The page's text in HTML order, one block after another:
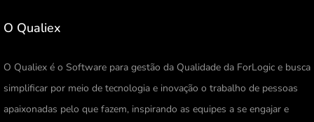
O Qualiex
O Qualiex é o Software para gestão da Qualidade da ForLogic e busca
simplificar por meio de tecnologia e inovação o trabalho de pessoas
apaixonadas pelo que fazem, inspirando as equipes a se engajar e